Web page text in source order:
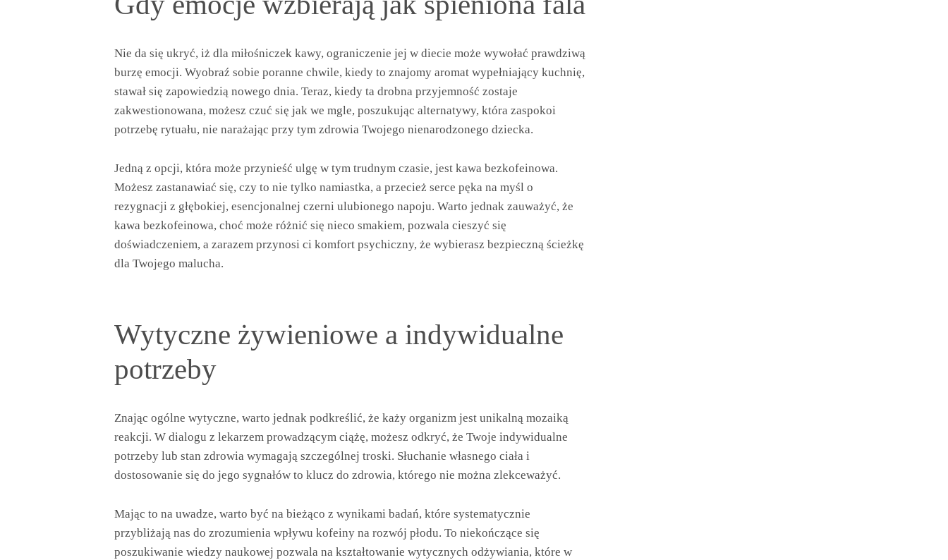
Nie da się ukryć, iż dla miłośniczek kawy, ograniczenie jej w diecie może wywołać prawdziwą
burzę emocji. Wyobraź sobie poranne chwile, kiedy to znajomy aromat wypełniający kuchnię,
stawał się zapowiedzią nowego dnia. Teraz, kiedy ta drobna przyjemność zostaje
zakwestionowana, możesz czuć się jak we mgle, poszukując alternatywy, która zaspokoi
potrzebę rytuału, nie narażając przy tym zdrowia Twojego nienarodzonego dziecka.
Jedną z opcji, która może przynieść ulgę w tym trudnym czasie, jest kawa bezkofeinowa.
Możesz zastanawiać się, czy to nie tylko namiastka, a przecież serce pęka na myśl o
rezygnacji z głębokiej, esencjonalnej czerni ulubionego napoju. Warto jednak zauważyć, że
kawa bezkofeinowa, choć może różnić się nieco smakiem, pozwala cieszyć się
doświadczeniem, a zarazem przynosi ci komfort psychiczny, że wybierasz bezpieczną ścieżkę
dla Twojego malucha.
Wytyczne żywieniowe a indywidualne
potrzeby
Znając ogólne wytyczne, warto jednak podkreślić, że każy organizm jest unikalną mozaiką
reakcji. W dialogu z lekarzem prowadzącym ciążę, możesz odkryć, że Twoje indywidualne
potrzeby lub stan zdrowia wymagają szczególnej troski. Słuchanie własnego ciała i
dostosowanie się do jego sygnałów to klucz do zdrowia, którego nie można zlekceważyć.
Mając to na uwadze, warto być na bieżąco z wynikami badań, które systematycznie
przybliżają nas do zrozumienia wpływu kofeiny na rozwój płodu. To niekończące się
poszukiwanie wiedzy naukowej pozwala na kształtowanie wytycznych odżywiania, które w